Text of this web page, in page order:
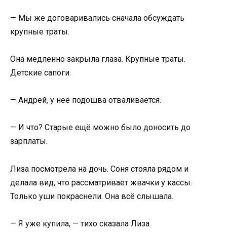
— Мы же договаривались сначала обсуждать
крупные траты.
Она медленно закрыла глаза. Крупные траты.
Детские сапоги.
— Андрей, у неё подошва отваливается.
— И что? Старые ещё можно было доносить до
зарплаты.
Лиза посмотрела на дочь. Соня стояла рядом и
делала вид, что рассматривает жвачки у кассы.
Только уши покраснели. Она всё слышала.
— Я уже купила, — тихо сказала Лиза.